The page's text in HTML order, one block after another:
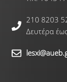
210 8203
Δευτέρα